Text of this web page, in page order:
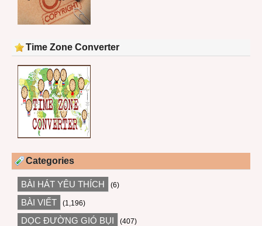
Time Zone Converter
Categories
BÀI HÁT YÊU THÍCH (6)
BÀI VIẾT (1,196)
DỌC ĐƯỜNG GIÓ BỤI (407)